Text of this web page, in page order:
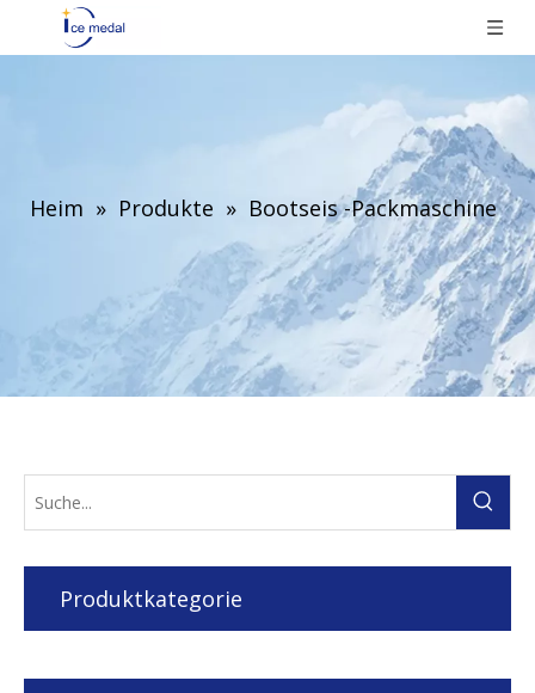
Heim » Produkte » Bootseis -Packmaschine
Produktkategorie